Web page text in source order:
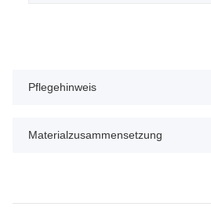
Pflegehinweis
Materialzusammensetzung